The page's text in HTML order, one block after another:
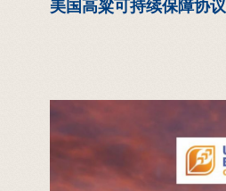
美国高粱可持续保障协议